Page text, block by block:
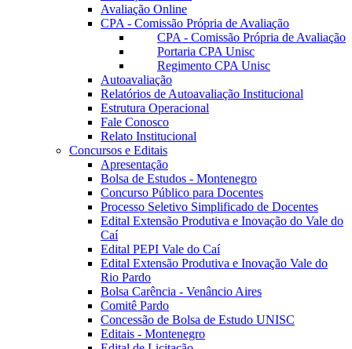
Avaliação Online
CPA - Comissão Própria de Avaliação
CPA - Comissão Própria de Avaliação
Portaria CPA Unisc
Regimento CPA Unisc
Autoavaliação
Relatórios de Autoavaliação Institucional
Estrutura Operacional
Fale Conosco
Relato Institucional
Concursos e Editais
Apresentação
Bolsa de Estudos - Montenegro
Concurso Público para Docentes
Processo Seletivo Simplificado de Docentes
Edital Extensão Produtiva e Inovação do Vale do
Caí
Edital PEPI Vale do Caí
Edital Extensão Produtiva e Inovação Vale do
Rio Pardo
Bolsa Carência - Venâncio Aires
Comitê Pardo
Concessão de Bolsa de Estudo UNISC
Editais - Montenegro